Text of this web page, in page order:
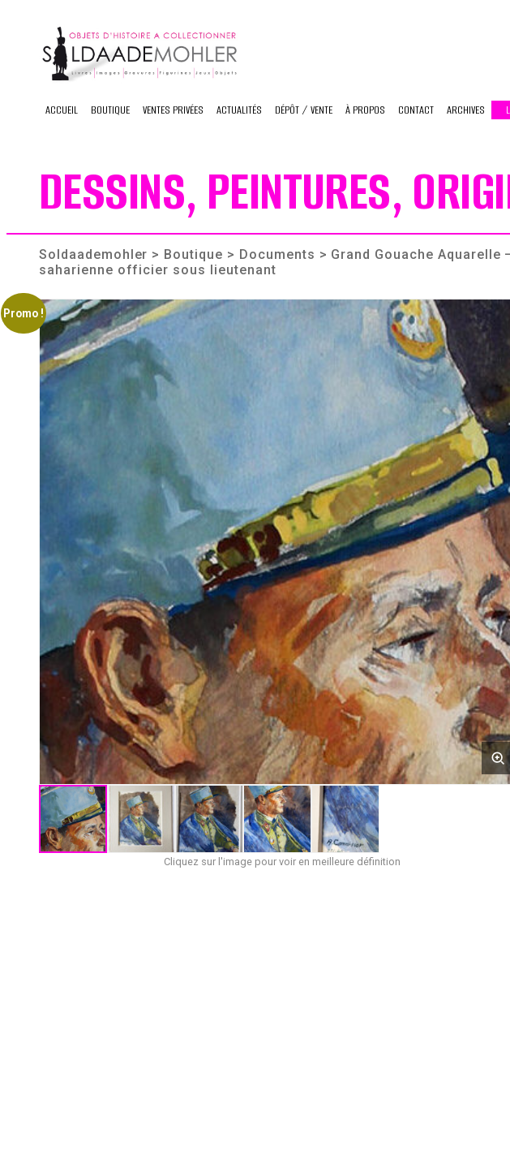
content
ACCUEIL BOUTIQUE VENTES PRIVÉES ACTUALITÉS DÉPÔT / VENTE À PROPOS CONTACT ARCHIVES
DESSINS, PEINTURES,
Soldaademohler > Boutique > Documents > Grand Gouache
saharienne officier sous lieutenant
Promo !
Cliquez sur l'image pour voir en meilleure définition